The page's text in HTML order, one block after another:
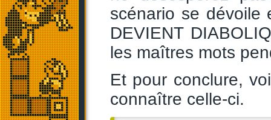
scénario se dévoile
DEVIENT
les maîtres mots
Et pour conclure,
connaître celle-ci.